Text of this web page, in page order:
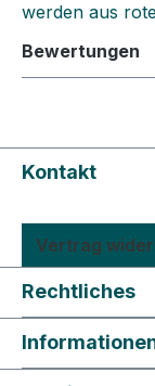
werden aus
Bewertungen
Kontakt
Vertrag
Rechtliches